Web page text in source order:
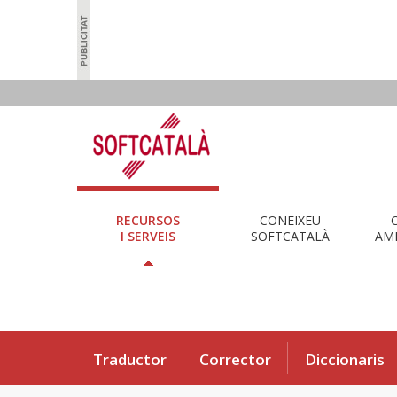
RECURSOS
I SERVEIS
CONEIXEU
SOFTCATALÀ
Traductor Corrector Diccionaris